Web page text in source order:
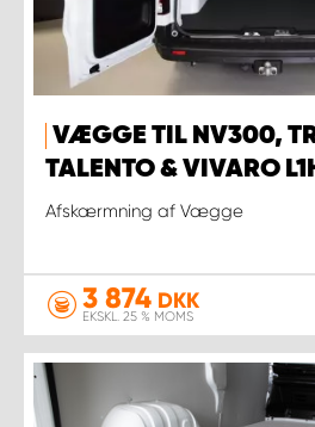
VÆGGE TIL NV300,
TALENTO & VIVARO
Afskærmning af Vægge
3 874 DKK
EKSKL. 25 % MOMS